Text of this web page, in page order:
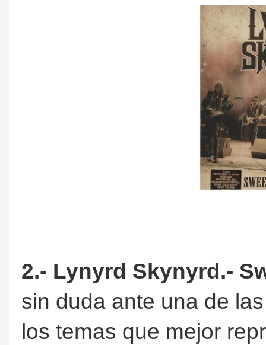
2.- Lynyrd Skynyrd.-
sin duda ante una de
los temas que mejor